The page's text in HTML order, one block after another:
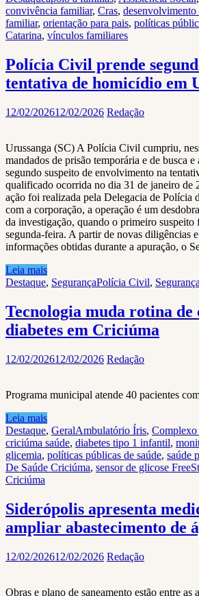
convivência familiar, Cras,
familiar, orientação para pais, políticas
Catarina, vínculos familiares
Polícia Civil prende
tentativa de homicídio em
12/02/202612/02/2026 Redação
Urussanga (SC) A Polícia Civil cumpriu,
mandados de prisão temporária e de busca e
segundo suspeito de envolvimento na
qualificado ocorrida no dia 31 de janeiro de
ação foi realizada pela Delegacia de Polícia
com a corporação, a operação é um
da investigação, quando o primeiro suspeito
segunda-feira. A partir de novas diligências
informações obtidas durante a apuração, o
Leia mais
Destaque, SegurançaPolícia Civil, Segurança
Tecnologia muda rotina de
diabetes em Criciúma
12/02/202612/02/2026 Redação
Programa municipal atende 40 pacientes
Leia mais
Destaque, GeralAmbulatório Íris, Complexo
criciúma saúde, diabetes tipo 1 infantil,
glicemia, políticas públicas de saúde, saúde
De Saúde Criciúma, sensor de glicose
Criciúma
Siderópolis apresenta
ampliar abastecimento de
12/02/202612/02/2026 Redação
Obras e plano de saneamento estão entre as